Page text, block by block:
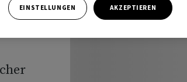
EINSTELLUNGEN AKZEPTIEREN